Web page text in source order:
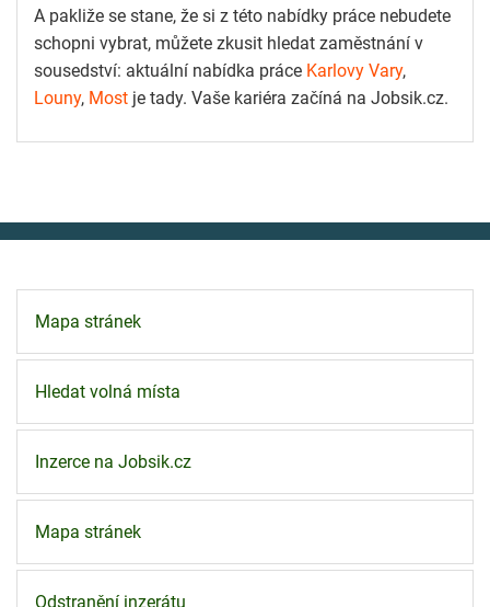
A pakliže se stane, že si z této nabídky práce nebudete
schopni vybrat, můžete zkusit hledat zaměstnání v
sousedství: aktuální nabídka práce Karlovy Vary,
Louny, Most je tady. Vaše kariéra začíná na Jobsik.cz.
Mapa stránek
Hledat volná místa
Inzerce na Jobsik.cz
Mapa stránek
Odstranění inzerátu